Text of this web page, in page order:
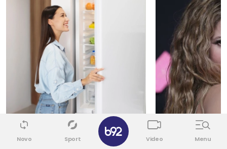
JEDNOSTAVAN TRIK
Zašto bi u frižider trebalo da
NEKAD I SAD,
Novo Sport Video Menu
✕